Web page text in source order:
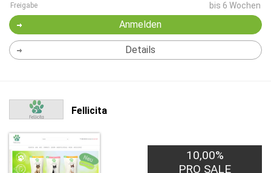
Freigabe bis 6 Wochen
Anmelden
Details
Fellicita
10,00%
PRO SALE